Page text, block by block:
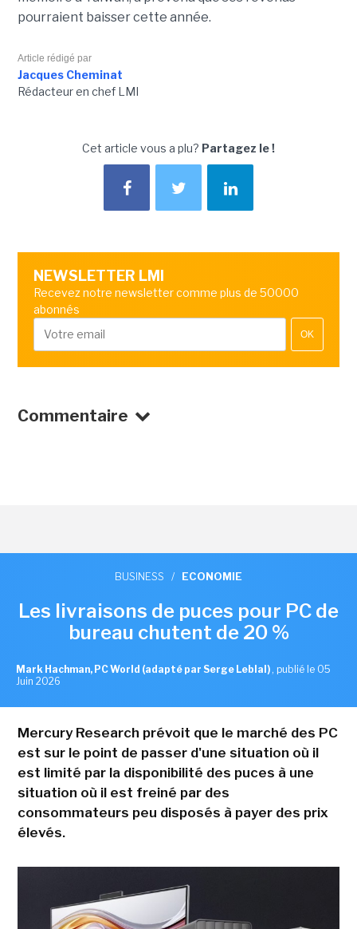
pourraient baisser cette année.
Article rédigé par
Jacques Cheminat
Rédacteur en chef LMI
Cet article vous a plu? Partagez le !
NEWSLETTER LMI
Recevez notre newsletter comme plus de 50000
abonnés
OK
Commentaire
BUSINESS / ECONOMIE
Les livraisons de puces pour PC de
bureau chutent de 20 %
Mark Hachman, PC World (adapté par Serge Leblal) , publié le 05
Juin 2026
Mercury Research prévoit que le marché des PC
est sur le point de passer d'une situation où il
est limité par la disponibilité des puces à une
situation où il est freiné par des
consommateurs peu disposés à payer des prix
élevés.